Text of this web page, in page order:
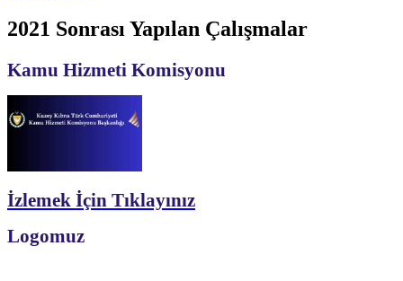
2021 Sonrası Yapılan Çalışmalar
Kamu Hizmeti Komisyonu
İzlemek İçin Tıklayınız
Logomuz